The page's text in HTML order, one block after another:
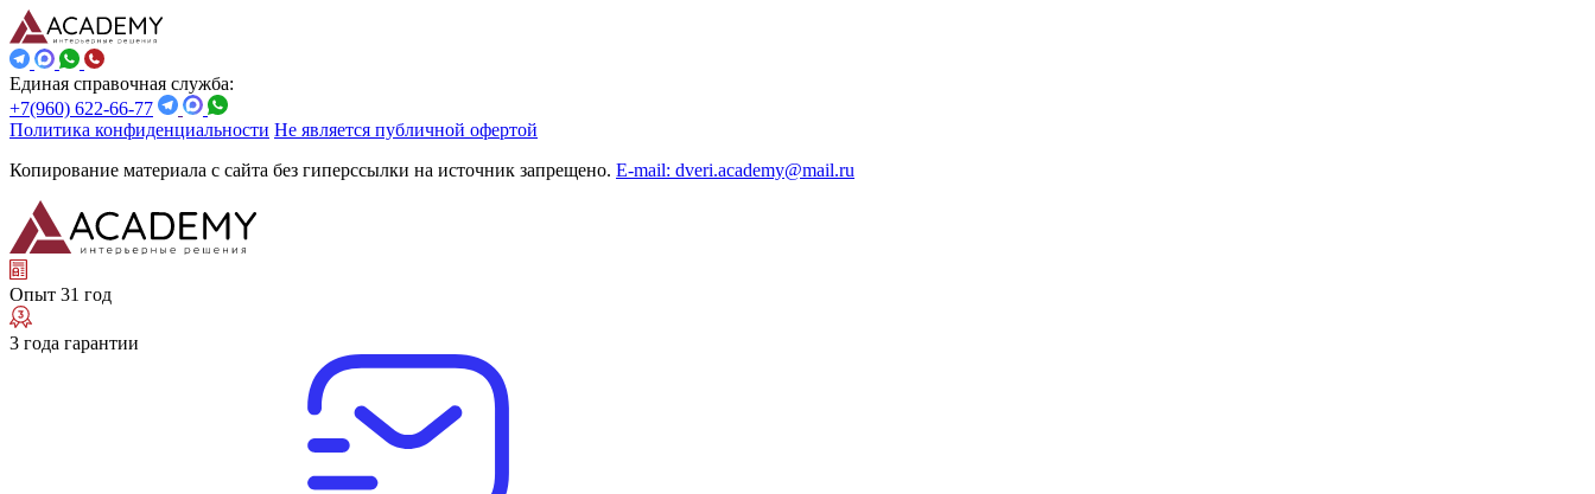
Единая справочная служба:
+7(960) 622-66-77
Политика конфиденциальности Не является публичной офертой
Копирование материала с сайта без гиперссылки на источник запрещено. E-mail: dveri.academy@mail.ru
Опыт 31 год
3 года гарантии